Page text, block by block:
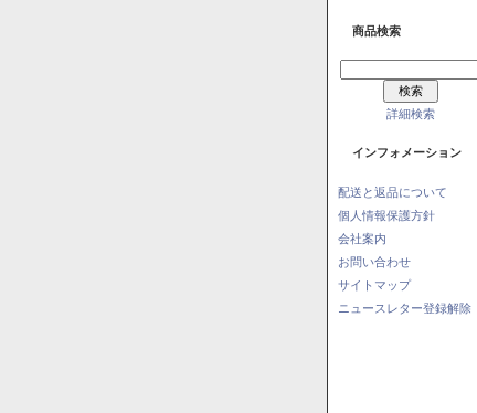
商品検索
詳細検索
インフォメーション
配送と返品について
個人情報保護方針
会社案内
お問い合わせ
サイトマップ
ニュースレター登録解除